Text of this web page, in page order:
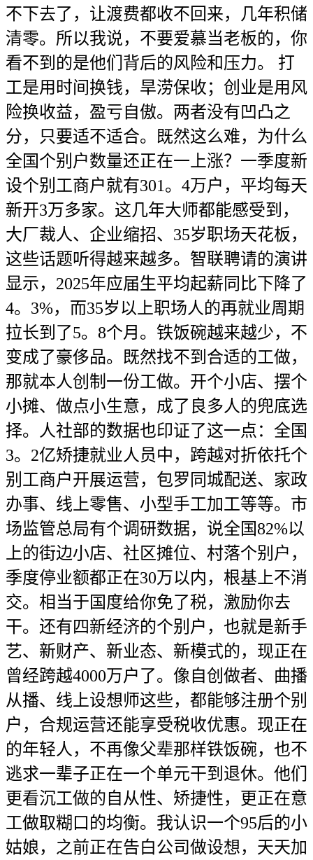
不下去了，让渡费都收不回来，几年积储
清零。所以我说，不要爱慕当老板的，你
看不到的是他们背后的风险和压力。 打
工是用时间换钱，旱涝保收；创业是用风
险换收益，盈亏自傲。两者没有凹凸之
分，只要适不适合。既然这么难，为什么
全国个别户数量还正在一上涨？一季度新
设个别工商户就有301。4万户，平均每天
新开3万多家。这几年大师都能感受到，
大厂裁人、企业缩招、35岁职场天花板，
这些话题听得越来越多。智联聘请的演讲
显示，2025年应届生平均起薪同比下降了
4。3%，而35岁以上职场人的再就业周期
拉长到了5。8个月。铁饭碗越来越少，不
变成了豪侈品。既然找不到合适的工做，
那就本人创制一份工做。开个小店、摆个
小摊、做点小生意，成了良多人的兜底选
择。人社部的数据也印证了这一点：全国
3。2亿矫捷就业人员中，跨越对折依托个
别工商户开展运营，包罗同城配送、家政
办事、线上零售、小型手工加工等等。市
场监管总局有个调研数据，说全国82%以
上的街边小店、社区摊位、村落个别户，
季度停业额都正在30万以内，根基上不消
交。相当于国度给你免了税，激励你去
干。还有四新经济的个别户，也就是新手
艺、新财产、新业态、新模式的，现正在
曾经跨越4000万户了。像自创做者、曲播
从播、线上设想师这些，都能够注册个别
户，合规运营还能享受税收优惠。现正在
的年轻人，不再像父辈那样铁饭碗，也不
逃求一辈子正在一个单元干到退休。他们
更看沉工做的自从性、矫捷性，更正在意
工做取糊口的均衡。我认识一个95后的小
姑娘，之前正在告白公司做设想，天天加